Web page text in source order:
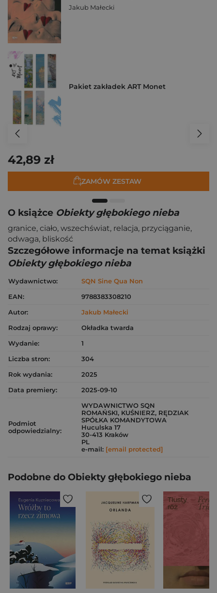
Jakub Małecki
Pakiet zakładek ART Monet
42,89 zł
ZAMÓW ZESTAW
O książce Obiekty głębokiego nieba
granice, ciało, wszechświat, relacja, przyciąganie,
odwaga, bliskość
Szczegółowe informacje na temat książki
Obiekty głębokiego nieba
Wydawnictwo:
SQN Sine Qua Non
EAN:
9788383308210
Autor:
Jakub Małecki
Rodzaj oprawy:
Okładka twarda
Wydanie:
1
Liczba stron:
304
Rok wydania:
2025
Data premiery:
2025-09-10
Podmiot
odpowiedzialny:
WYDAWNICTWO SQN
ROMAŃSKI, KUŚNIERZ, RĘDZIAK
SPÓŁKA KOMANDYTOWA
Huculska 17
30-413 Kraków
PL
e-mail: [email protected]
Podobne do Obiekty głębokiego nieba